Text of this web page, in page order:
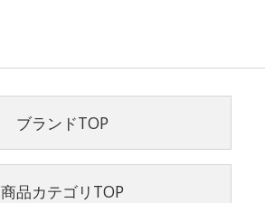
ブランドTOP
商品カテゴリTOP